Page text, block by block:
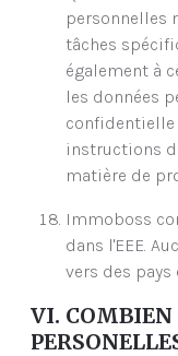
personnelles
tâches
également à
les données
confidentielle
instructions
matière de
Immoboss
dans l'EEE.
vers des pays
VI. COMBIEN